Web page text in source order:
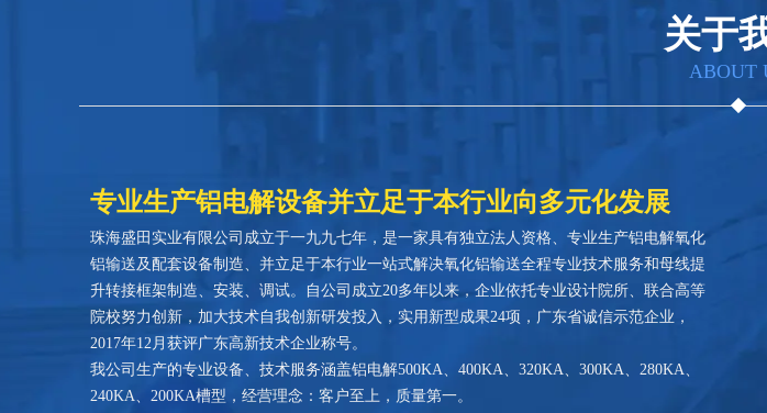
关于
ABOUT
专业生产铝电解设备并立足于本行业向多元化发展
珠海盛田实业有限公司成立于一九九七年，是一家具有独立法人资格、专业生产铝电解氧化
铝输送及配套设备制造、并立足于本行业一站式解决氧化铝输送全程专业技术服务和母线提
升转接框架制造、安装、调试。自公司成立20多年以来，企业依托专业设计院所、联合高等
院校努力创新，加大技术自我创新研发投入，实用新型成果24项，广东省诚信示范企业，
2017年12月获评广东高新技术企业称号。
我公司生产的专业设备、技术服务涵盖铝电解500KA、400KA、320KA、300KA、280KA、
240KA、200KA槽型，经营理念：客户至上，质量第一。